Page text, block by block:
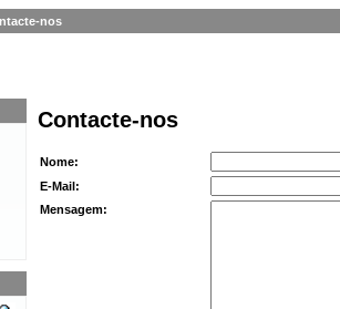
nos
Contacte-nos
Nome:
E-Mail:
Mensagem: